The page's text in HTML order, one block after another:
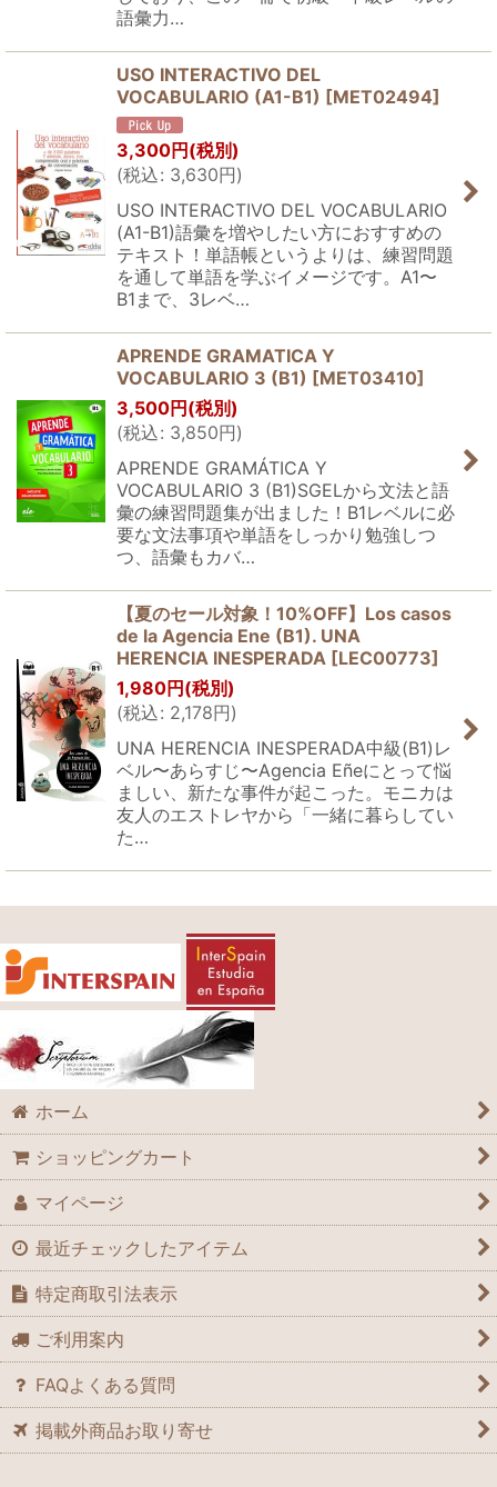
語彙力…
USO INTERACTIVO DEL
VOCABULARIO (A1-B1) [MET02494]
3,300円(税別)
(税込: 3,630円)
USO INTERACTIVO DEL VOCABULARIO
(A1-B1)語彙を増やしたい方におすすめの
テキスト！単語帳というよりは、練習問題
を通して単語を学ぶイメージです。A1〜
B1まで、3レベ…
APRENDE GRAMATICA Y
VOCABULARIO 3 (B1) [MET03410]
3,500円(税別)
(税込: 3,850円)
APRENDE GRAMÁTICA Y
VOCABULARIO 3 (B1)SGELから文法と語
彙の練習問題集が出ました！B1レベルに必
要な文法事項や単語をしっかり勉強しつ
つ、語彙もカバ…
【夏のセール対象！10%OFF】Los casos
de la Agencia Ene (B1). UNA
HERENCIA INESPERADA [LEC00773]
1,980円(税別)
(税込: 2,178円)
UNA HERENCIA INESPERADA中級(B1)レ
ベル〜あらすじ〜Agencia Eñeにとって悩
ましい、新たな事件が起こった。モニカは
友人のエストレヤから「一緒に暮らしてい
た…
ホーム
ショッピングカート
マイページ
最近チェックしたアイテム
特定商取引法表示
ご利用案内
FAQよくある質問
掲載外商品お取り寄せ